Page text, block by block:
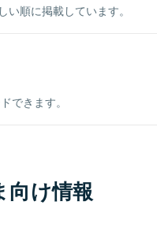
順に掲載しています。
できます。
向け情報